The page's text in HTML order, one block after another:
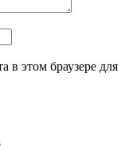
в этом браузере для